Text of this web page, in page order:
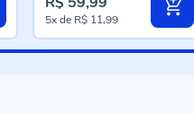
5xde R$ 11,99